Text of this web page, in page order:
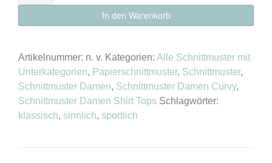
Top
"Jersey"
als
E-
Book
oder
Papierschnitt
In den Warenkorb
Artikelnummer: n. v. Kategorien: Alle Schnittmuster mit
Unterkategorien, Papierschnittmuster, Schnittmuster,
Schnittmuster Damen, Schnittmuster Damen Curvy,
Schnittmuster Damen Shirt Tops Schlagwörter:
klassisch, sinnlich, sportlich